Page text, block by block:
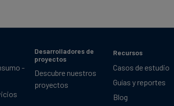
-
Desarrolladores de
proyectos
Descubre nuestros
proyectos
Recursos
Casos de estudio
Guías y reportes
Blog